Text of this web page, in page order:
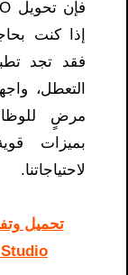
فقد تجد
التعطل،
مرضٍ
بميزات
لاحتياجاتنا.
Studio عملاق نسخ وحرق الاسطوانات